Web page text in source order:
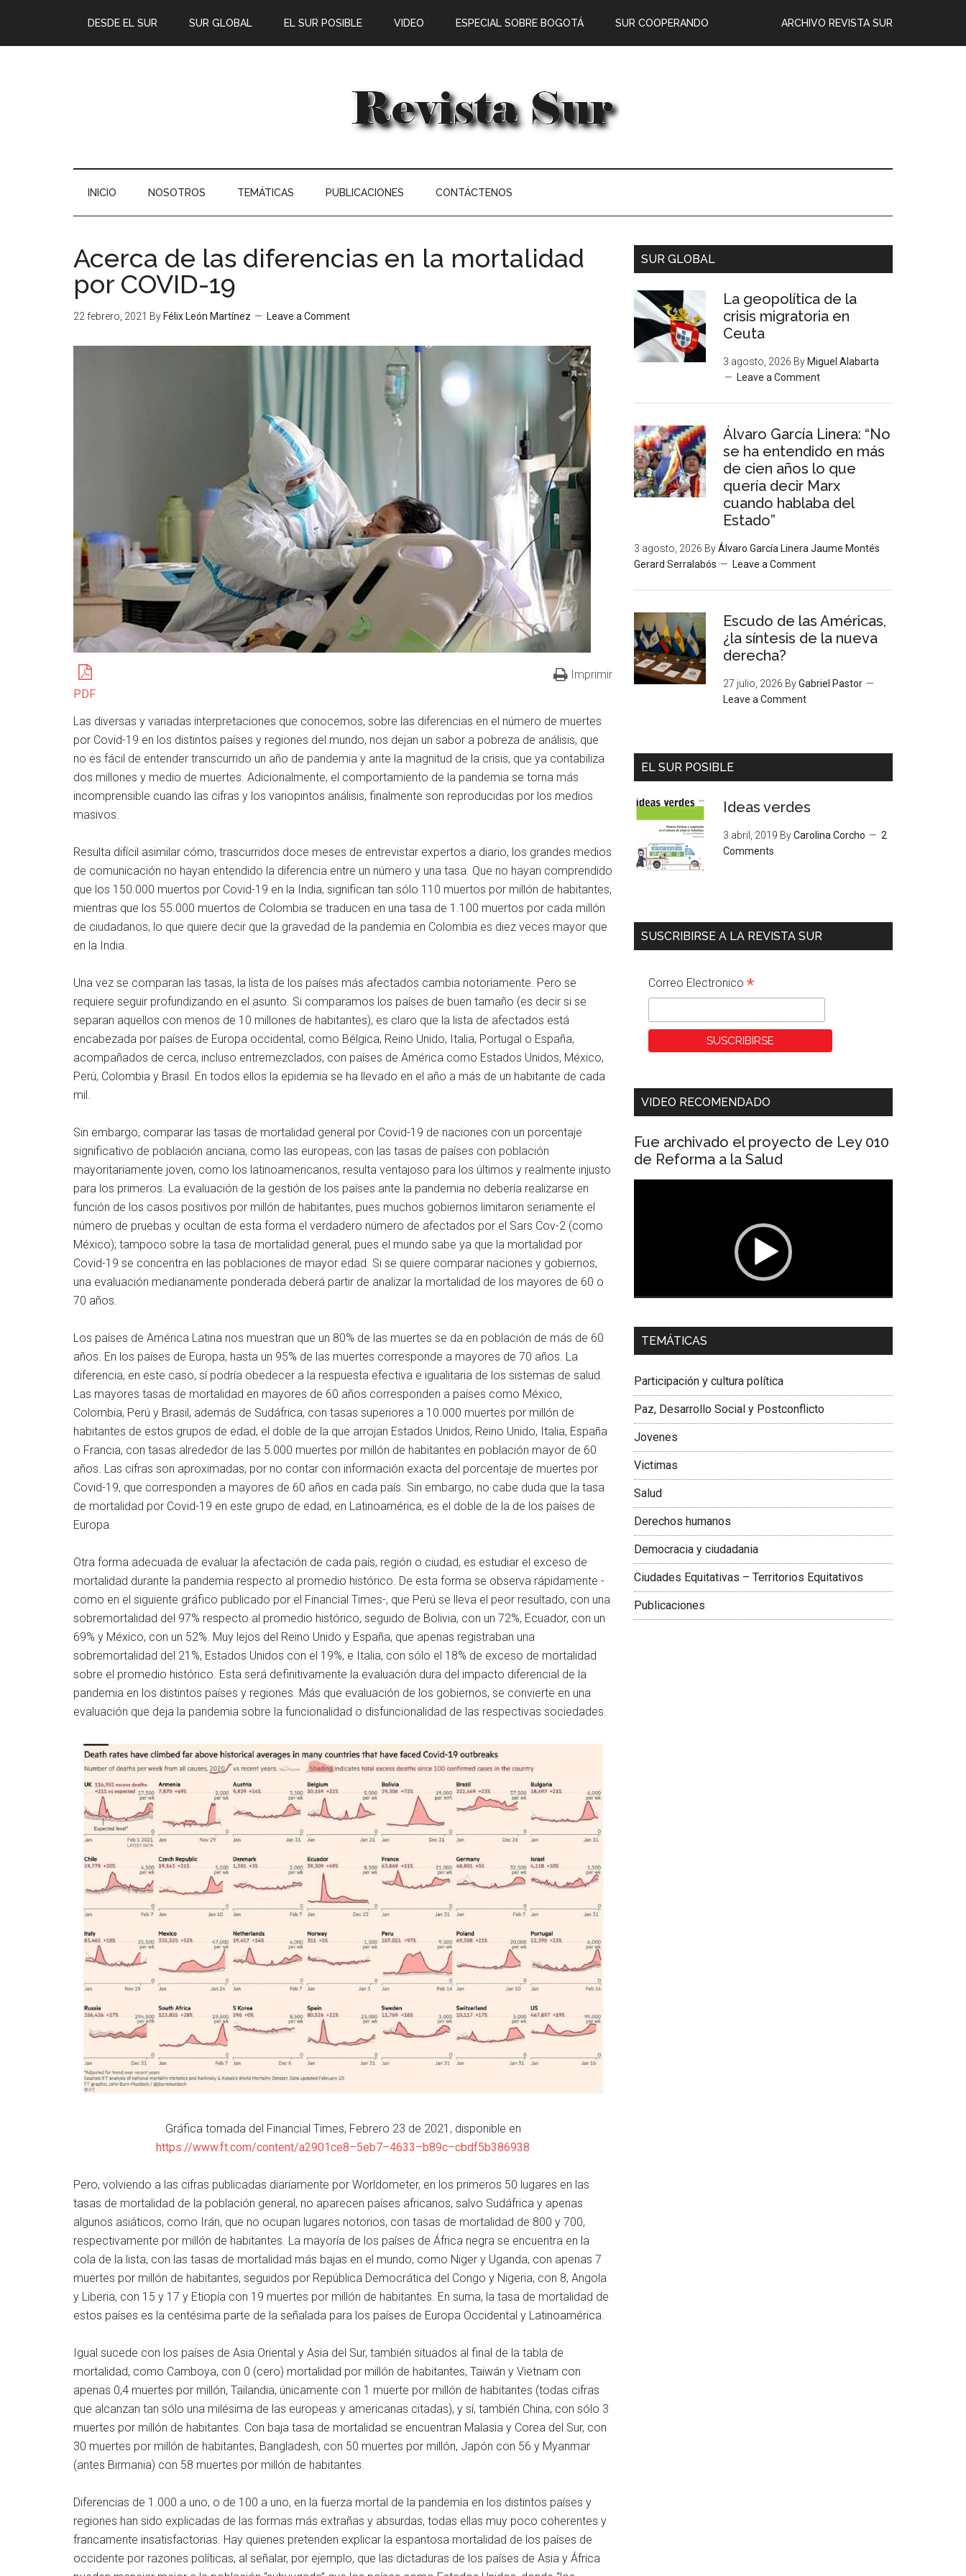
DESDE EL SUR SUR GLOBAL EL SUR POSIBLE ARCHIVO REVISTA SUR
VIDEO ESPECIAL SOBRE BOGOTÁ SUR COOPERANDO
INICIO NOSOTROS TEMÁTICAS PUBLICACIONES CONTÁCTENOS
Acerca de las diferencias en la mortalidad
por COVID-19
22 febrero, 2021 By Félix León Martínez Leave a Comment
PDF
Imprimir
Las diversas y variadas interpretaciones que conocemos, sobre las diferencias en el número de muertes
por Covid-19 en los distintos países y regiones del mundo, nos dejan un sabor a pobreza de análisis, que
no es fácil de entender transcurrido un año de pandemia y ante la magnitud de la crisis, que ya contabiliza
dos millones y medio de muertes. Adicionalmente, el comportamiento de la pandemia se torna más
incomprensible cuando las cifras y los variopintos análisis, finalmente son reproducidas por los medios
masivos.
Resulta difícil asimilar cómo, trascurridos doce meses de entrevistar expertos a diario, los grandes medios
de comunicación no hayan entendido la diferencia entre un número y una tasa. Que no hayan comprendido
que los 150.000 muertos por Covid-19 en la India, significan tan sólo 110 muertos por millón de habitantes,
mientras que los 55.000 muertos de Colombia se traducen en una tasa de 1.100 muertos por cada millón
de ciudadanos, lo que quiere decir que la gravedad de la pandemia en Colombia es diez veces mayor que
en la India.
Una vez se comparan las tasas, la lista de los países más afectados cambia notoriamente. Pero se
requiere seguir profundizando en el asunto. Si comparamos los países de buen tamaño (es decir si se
separan aquellos con menos de 10 millones de habitantes), es claro que la lista de afectados está
encabezada por países de Europa occidental, como Bélgica, Reino Unido, Italia, Portugal o España,
acompañados de cerca, incluso entremezclados, con países de América como Estados Unidos, México,
Perú, Colombia y Brasil. En todos ellos la epidemia se ha llevado en el año a más de un habitante de cada
mil.
Sin embargo, comparar las tasas de mortalidad general por Covid-19 de naciones con un porcentaje
significativo de población anciana, como las europeas, con las tasas de países con población
mayoritariamente joven, como los latinoamericanos, resulta ventajoso para los últimos y realmente injusto
para los primeros. La evaluación de la gestión de los países ante la pandemia no debería realizarse en
función de los casos positivos por millón de habitantes, pues muchos gobiernos limitaron seriamente el
número de pruebas y ocultan de esta forma el verdadero número de afectados por el Sars Cov-2 (como
México); tampoco sobre la tasa de mortalidad general, pues el mundo sabe ya que la mortalidad por
Covid-19 se concentra en las poblaciones de mayor edad. Si se quiere comparar naciones y gobiernos,
una evaluación medianamente ponderada deberá partir de analizar la mortalidad de los mayores de 60 o
70 años.
Los países de América Latina nos muestran que un 80% de las muertes se da en población de más de 60
años. En los países de Europa, hasta un 95% de las muertes corresponde a mayores de 70 años. La
diferencia, en este caso, sí podría obedecer a la respuesta efectiva e igualitaria de los sistemas de salud.
Las mayores tasas de mortalidad en mayores de 60 años corresponden a países como México,
Colombia, Perú y Brasil, además de Sudáfrica, con tasas superiores a 10.000 muertes por millón de
habitantes de estos grupos de edad, el doble de la que arrojan Estados Unidos, Reino Unido, Italia, España
o Francia, con tasas alrededor de las 5.000 muertes por millón de habitantes en población mayor de 60
años. Las cifras son aproximadas, por no contar con información exacta del porcentaje de muertes por
Covid-19, que corresponden a mayores de 60 años en cada país. Sin embargo, no cabe duda que la tasa
de mortalidad por Covid-19 en este grupo de edad, en Latinoamérica, es el doble de la de los países de
Europa.
Otra forma adecuada de evaluar la afectación de cada país, región o ciudad, es estudiar el exceso de
mortalidad durante la pandemia respecto al promedio histórico. De esta forma se observa rápidamente -
como en el siguiente gráfico publicado por el Financial Times-, que Perú se lleva el peor resultado, con una
sobremortalidad del 97% respecto al promedio histórico, seguido de Bolivia, con un 72%, Ecuador, con un
69% y México, con un 52%. Muy lejos del Reino Unido y España, que apenas registraban una
sobremortalidad del 21%, Estados Unidos con el 19%, e Italia, con sólo el 18% de exceso de mortalidad
sobre el promedio histórico. Esta será definitivamente la evaluación dura del impacto diferencial de la
pandemia en los distintos países y regiones. Más que evaluación de los gobiernos, se convierte en una
evaluación que deja la pandemia sobre la funcionalidad o disfuncionalidad de las respectivas sociedades.
Gráfica tomada del Financial Times, Febrero 23 de 2021, disponible en
https://www.ft.com/content/a2901ce8–5eb7–4633–b89c–cbdf5b386938
Pero, volviendo a las cifras publicadas diariamente por Worldometer, en los primeros 50 lugares en las
tasas de mortalidad de la población general, no aparecen países africanos, salvo Sudáfrica y apenas
algunos asiáticos, como Irán, que no ocupan lugares notorios, con tasas de mortalidad de 800 y 700,
respectivamente por millón de habitantes. La mayoría de los países de África negra se encuentra en la
cola de la lista, con las tasas de mortalidad más bajas en el mundo, como Niger y Uganda, con apenas 7
muertes por millón de habitantes, seguidos por República Democrática del Congo y Nigeria, con 8, Angola
y Liberia, con 15 y 17 y Etiopía con 19 muertes por millón de habitantes. En suma, la tasa de mortalidad de
estos países es la centésima parte de la señalada para los países de Europa Occidental y Latinoamérica.
Igual sucede con los países de Asia Oriental y Asia del Sur, también situados al final de la tabla de
mortalidad, como Camboya, con 0 (cero) mortalidad por millón de habitantes, Taiwán y Vietnam con
apenas 0,4 muertes por millón, Tailandia, únicamente con 1 muerte por millón de habitantes (todas cifras
que alcanzan tan sólo una milésima de las europeas y americanas citadas), y sí, también China, con sólo 3
muertes por millón de habitantes. Con baja tasa de mortalidad se encuentran Malasia y Corea del Sur, con
30 muertes por millón de habitantes, Bangladesh, con 50 muertes por millón, Japón con 56 y Myanmar
(antes Birmania) con 58 muertes por millón de habitantes.
Diferencias de 1.000 a uno, o de 100 a uno, en la fuerza mortal de la pandemia en los distintos países y
regiones han sido explicadas de las formas más extrañas y absurdas, todas ellas muy poco coherentes y
francamente insatisfactorias. Hay quienes pretenden explicar la espantosa mortalidad de los países de
occidente por razones políticas, al señalar, por ejemplo, que las dictaduras de los países de Asia y África
SUR GLOBAL
La geopolítica de la
crisis migratoria en
Ceuta
3 agosto, 2026 By Miguel Alabarta
Leave a Comment
Álvaro García Linera: “No
se ha entendido en más
de cien años lo que
quería decir Marx
cuando hablaba del
Estado”
3 agosto, 2026 ByÁlvaro García Linera Jaume Montés
Gerard Serralabós
Leave a Comment
Escudo de las Américas,
¿la síntesis de la nueva
derecha?
27 julio, 2026 ByGabriel Pastor
Leave a Comment
EL SUR POSIBLE
Ideas verdes
3 abril, 2019 ByCarolina Corcho
2
Comments
SUSCRIBIRSE A LA REVISTA SUR
Correo Electronico *
VIDEO RECOMENDADO
Fue archivado el proyecto de Ley 010
de Reforma a la Salud
Dra. Carolina Corcho Mejía,
Latinoamericana Sur, Vicepresidenta Federación
TEMÁTICAS
Participación y cultura política
Paz, Desarrollo Social y Postconflicto
Jovenes
Victimas
Salud
Derechos humanos
Democracia y ciudadania
Ciudades Equitativas – Territorios Equitativos
Publicaciones